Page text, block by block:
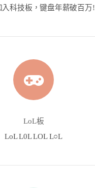
入科技板，键盘年薪破百万!
LoL板
LoL L0L LOL L○L